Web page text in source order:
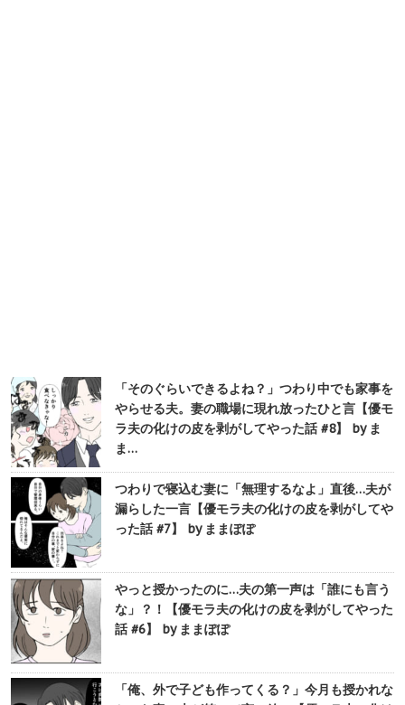
「そのぐらいできるよね？」つわり中でも家事を
やらせる夫。妻の職場に現れ放ったひと言【優モ
ラ夫の化けの皮を剥がしてやった話 #8】 by ま
ま…
つわりで寝込む妻に「無理するなよ」直後…夫が
漏らした一言【優モラ夫の化けの皮を剥がしてや
った話 #7】 by ままぽぽ
やっと授かったのに…夫の第一声は「誰にも言う
な」？！【優モラ夫の化けの皮を剥がしてやった
話 #6】 by ままぽぽ
「俺、外で子ども作ってくる？」今月も授かれな